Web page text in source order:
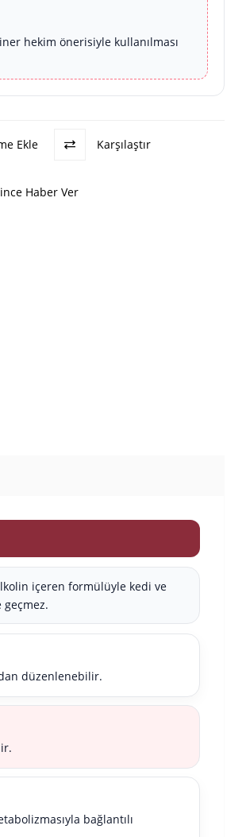
hekim önerisiyle kullanılması
Ekle Karşılaştır
Haber Ver
içeren formülüyle kedi ve
düzenlenebilir.
bağlantılı